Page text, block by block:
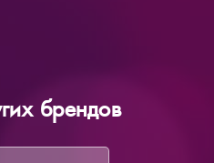
брендов